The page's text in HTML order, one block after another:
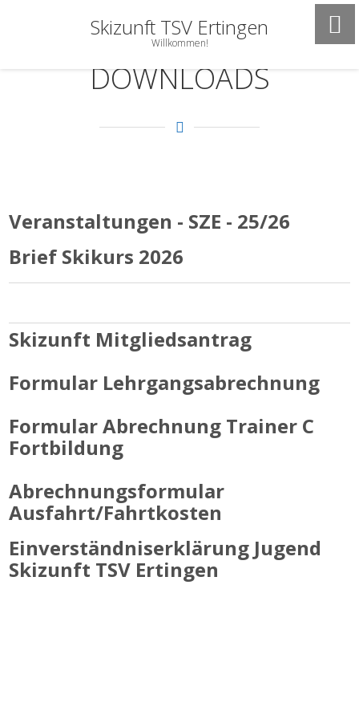
Skizunft TSV Ertingen
Willkommen!
DOWNLOADS
Veranstaltungen - SZE - 25/26
Brief Skikurs 2026
Skizunft Mitgliedsantrag
Formular Lehrgangsabrechnung
Formular Abrechnung Trainer C
Fortbildung
Abrechnungsformular
Ausfahrt/Fahrtkosten
Einverständniserklärung Jugend
Skizunft TSV Ertingen